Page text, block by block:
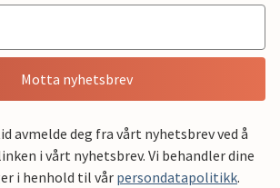
Motta nyhetsbrev
avmelde deg fra vårt nyhetsbrev ved å
i vårt nyhetsbrev. Vi behandler dine
i henhold til vår persondatapolitikk.